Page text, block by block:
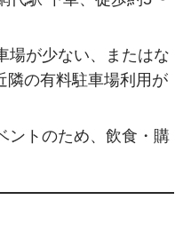
場が少ない、またはな
隣の有料駐車場利用が
ントのため、飲食・購